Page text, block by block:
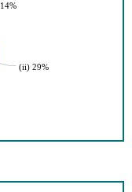
(i) 14%
(ii) 29%